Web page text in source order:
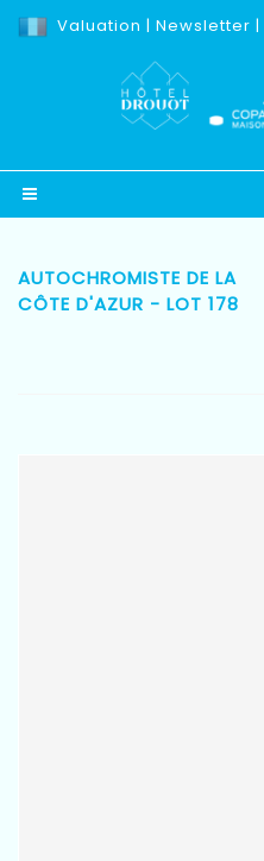
Valuation | Newsletter |
AUTOCHROMISTE DE LA
CÔTE D'AZUR - LOT 178